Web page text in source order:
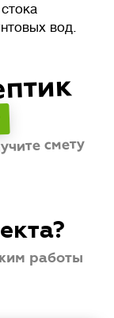
вод.
смету
работы